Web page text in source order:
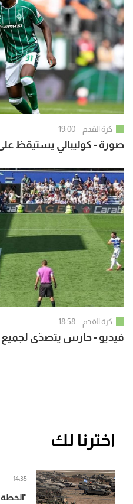
كرة القدم 19:00
صورة - كوليبالي يستيقظ
كرة القدم 18:58
فيديو - حارس يتصدّى لجميع
اخترنا لك
"الخطة
14:35